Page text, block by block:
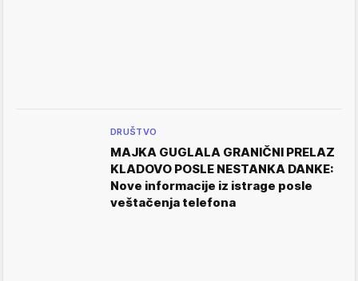
DRUŠTVO
MAJKA GUGLALA GRANIČNI PRELAZ
KLADOVO POSLE NESTANKA DANKE:
Nove informacije iz istrage posle
veštačenja telefona